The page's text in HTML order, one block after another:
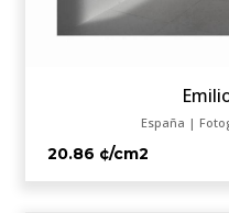
España |
20.86 ¢/cm2